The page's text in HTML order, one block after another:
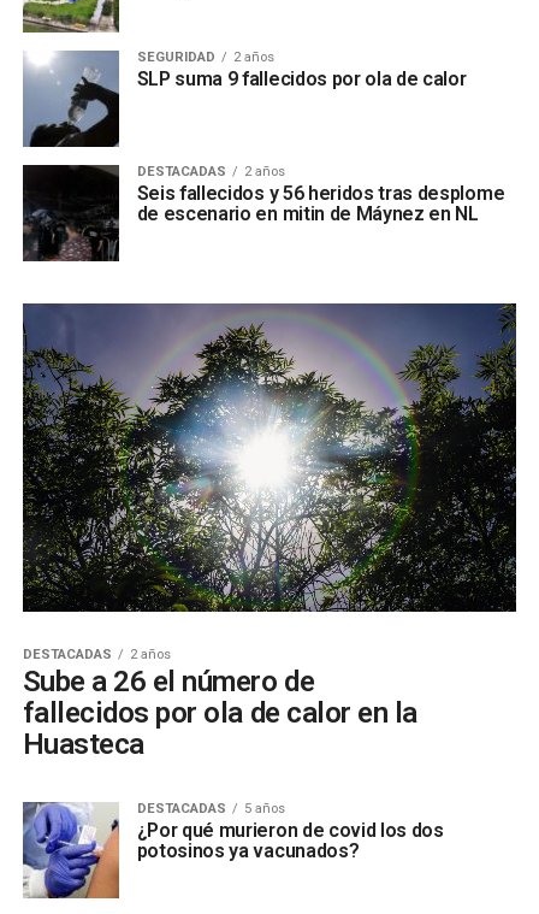
SEGURIDAD 2 años
SLP suma 9 fallecidos por ola de calor
DESTACADAS 2 años
Seis fallecidos y 56 heridos tras desplome
de escenario en mitin de Máynez en NL
DESTACADAS 2 años
Sube a 26 el número de
fallecidos por ola de calor en la
Huasteca
DESTACADAS 5 años
¿Por qué murieron de covid los dos
potosinos ya vacunados?